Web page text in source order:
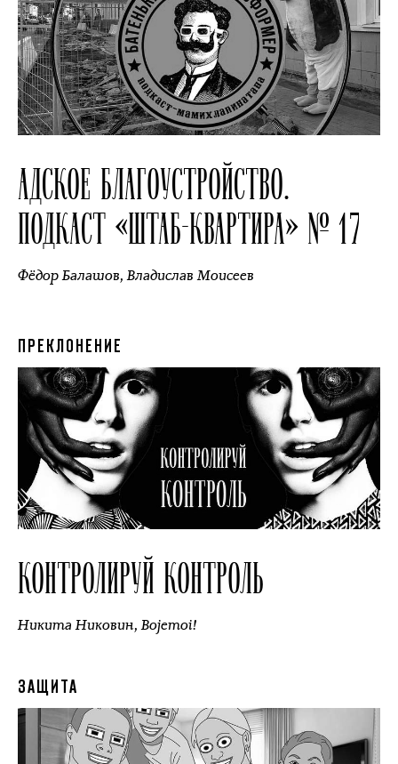
АДСКОЕ БЛАГОУСТРОЙСТВО.
ПОДКАСТ «ШТАБ-КВАРТИРА» № 17
Фёдор Балашов,Владислав Моисеев
ПРЕКЛОНЕНИЕ
КОНТРОЛИРУЙ КОНТРОЛЬ
Никита Никовин,Bojemoi!
ЗАЩИТА